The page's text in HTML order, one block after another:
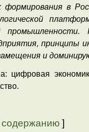
формирования в
принципы
и
цифровая
содержанию ]